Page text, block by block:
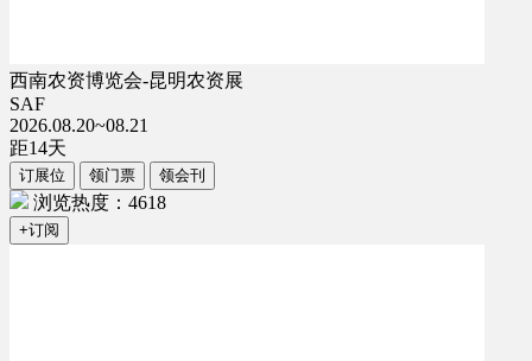
西南农资博览会-昆明农资展
SAF
2026.08.20~08.21
距14天
订展位 领门票 领会刊
浏览热度：4618
+订阅